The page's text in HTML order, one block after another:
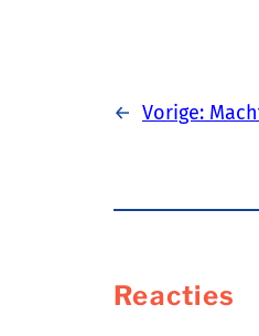
← Vorige:
Reacties